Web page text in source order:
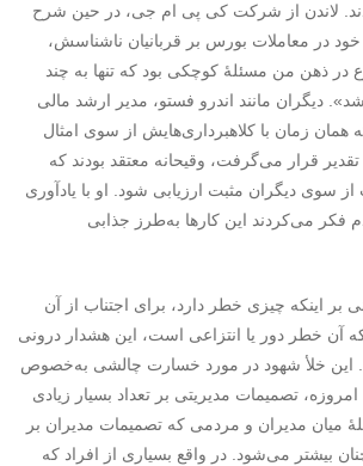
لاندن از شرکت کی پی ام جی، در حین شرح
در معاملات بورس بر قربانیان ناشناسش،
در ذهن من مسئلۀ کوچکی بود که تنها به چند
دیگران مانند اندرو فستو، مدیر ارشد مالی
زمان با کلاهبرداری‌هایش از سوی امثال
قرار می‌گرفت، وقیحانه معتقد بودند که
سوی دیگران مثبت ارزیابی شود. او با یادآوری
فکر می‌کردند این کارها به‌طرز جذابی
بر اینکه چیزی خطر دارد، برای اجتناب از آن
آن خطر دور یا انتزاعی است، این هشدار درونی
این خلأ شهود در مورد خسارت چالشی به‌خصوص
تصمیمات مدیریتی بر تعداد بسیار زیادی
میان مدیران و مردمی که تصمیمات مدیران بر
بیشتر می‌شود. در واقع بسیاری از افراد که